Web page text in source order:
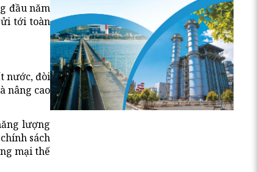
đầu năm
tới toàn
nước, đòi
nâng cao
lượng
sách
mại thế